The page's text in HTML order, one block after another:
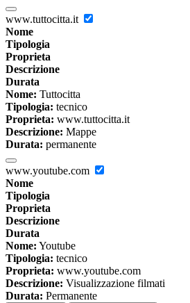
www.tuttocitta.it
Nome
Tipologia
Proprieta
Descrizione
Durata
Nome: Tuttocitta
Tipologia: tecnico
Proprieta: www.tuttocitta.it
Descrizione: Mappe
Durata: permanente
www.youtube.com
Nome
Tipologia
Proprieta
Descrizione
Durata
Nome: Youtube
Tipologia: tecnico
Proprieta: www.youtube.com
Descrizione: Visualizzazione filmati
Durata: Permanente